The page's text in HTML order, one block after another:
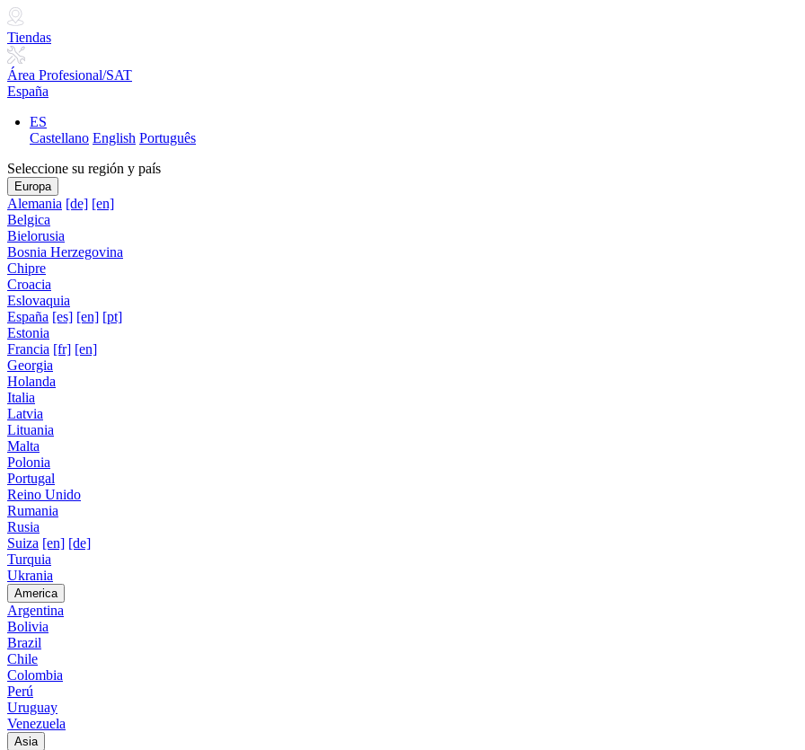
Tiendas
Área Profesional/SAT
España
ES
Castellano English Português
Seleccione su región y país
Europa
Alemania [de] [en]
Belgica
Bielorusia
Bosnia Herzegovina
Chipre
Croacia
Eslovaquia
España [es] [en] [pt]
Estonia
Francia [fr] [en]
Georgia
Holanda
Italia
Latvia
Lituania
Malta
Polonia
Portugal
Reino Unido
Rumania
Rusia
Suiza [en] [de]
Turquia
Ukrania
America
Argentina
Bolivia
Brazil
Chile
Colombia
Perú
Uruguay
Venezuela
Asia